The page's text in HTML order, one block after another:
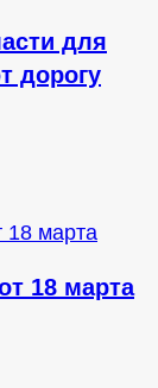
для
дорогу
18 марта